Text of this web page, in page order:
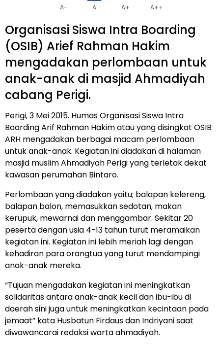
A- A A+ A++
Organisasi Siswa Intra Boarding
(OSIB) Arief Rahman Hakim
mengadakan perlombaan untuk
anak-anak di masjid Ahmadiyah
cabang Perigi.
Perigi, 3 Mei 2015. Humas Organisasi Siswa Intra
Boarding Arif Rahman Hakim atau yang disingkat OSIB
ARH mengadakan berbagai macam perlombaan
untuk anak-anak. Kegiatan ini diadakan di halaman
masjid muslim Ahmadiyah Perigi yang terletak dekat
kawasan perumahan Bintaro.
Perlombaan yang diadakan yaitu; balapan kelereng,
balapan balon, memasukkan sedotan, makan
kerupuk, mewarnai dan menggambar. Sekitar 20
peserta dengan usia 4-13 tahun turut meramaikan
kegiatan ini. Kegiatan ini lebih meriah lagi dengan
kehadiran para orangtua yang turut mendampingi
anak-anak mereka.
“Tujuan mengadakan kegiatan ini meningkatkan
solidaritas antara anak-anak kecil dan ibu-ibu di
daerah sini juga untuk meningkatkan kecintaan pada
jemaat” kata Husbatun Firdaus dan Indriyani saat
diwawancarai redaksi warta ahmadiyah.